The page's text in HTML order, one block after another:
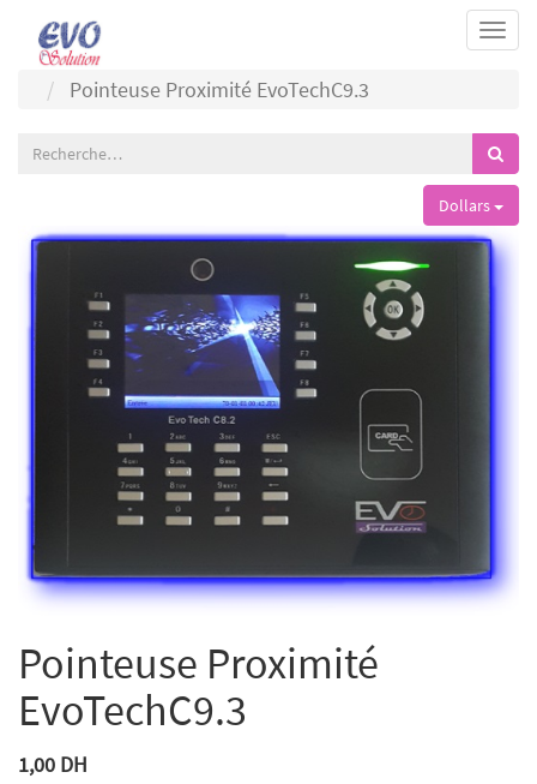
Pointeuse Proximité EvoTechC9.3
Dollars
Pointeuse Proximité
EvoTechC9.3
1,00 DH